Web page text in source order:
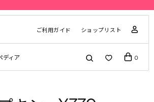
ご利用ガイド ショップリスト
ディア 0